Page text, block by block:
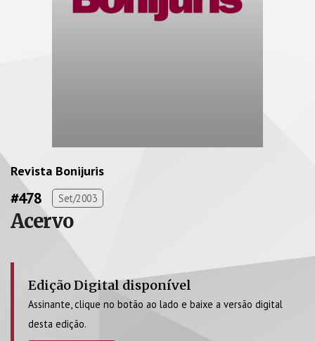
Revista Bonijuris
#478 Set/2003
Acervo
Edição Digital disponível
Assinante, clique no botão ao lado e baixe a versão digital
desta edição.